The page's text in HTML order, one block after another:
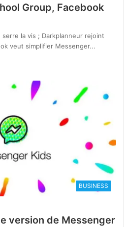
Group, Facebook
serre la vis ; Darkplanneur rejoint
veut simplifier Messenger...
BUSINESS
version de Messenger